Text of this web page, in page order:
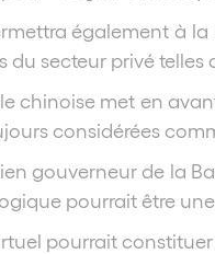
également à
du secteur privé
chinoise met en
considérées
gouverneur de la
pourrait être
pourrait